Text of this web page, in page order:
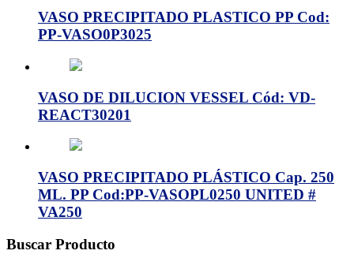
VASO PRECIPITADO PLASTICO PP Cod:
PP-VASO0P3025
VASO DE DILUCION VESSEL Cód: VD-
REACT30201
VASO PRECIPITADO PLÁSTICO Cap. 250
ML. PP Cod:PP-VASOPL0250 UNITED #
VA250
Buscar Producto